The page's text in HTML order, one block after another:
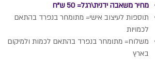
מחיר משאבה ידנית\רגל= 50 ש"ח
תוספות לעיצוב אישי= מתומחר בנפרד בהתאם
לכמויות
משלוח= מתומחר בנפרד בהתאם לכמות ולמיקום
בארץ